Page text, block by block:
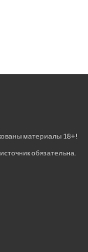
материалы 18+!
обязательна.